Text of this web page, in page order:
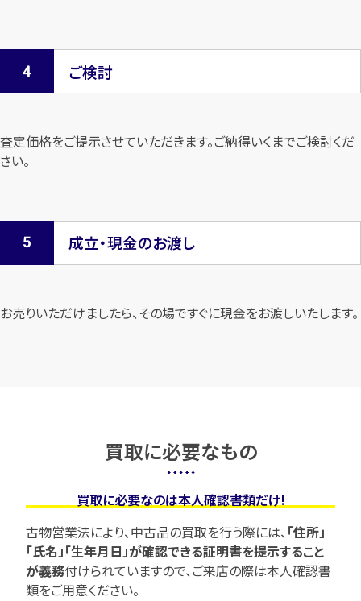
ご検討
査定価格をご提示させていただきます。ご納得いくまでご検討くだ
さい。
成立・現金のお渡し
お売りいただけましたら、その場ですぐに現金をお渡しいたします。
買取に必要なもの
買取に必要なのは本人確認書類だけ!
古物営業法により、中古品の買取を行う際には、「住所」
「氏名」「生年月日」が確認できる証明書を提示すること
が義務付けられていますので、ご来店の際は本人確認書
類をご用意ください。